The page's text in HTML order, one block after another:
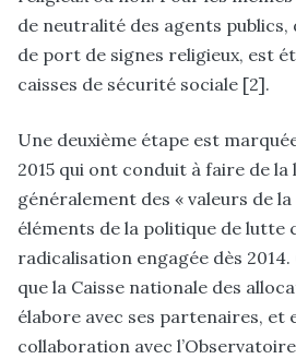
de neutralité des agents
de port de signes religieux, est
caisses de sécurité sociale [2].
Une deuxième étape est
2015 qui ont conduit à faire de
généralement des « valeurs de la
éléments de la politique de lutte
radicalisation engagée dès 2014.
que la Caisse nationale des
élabore avec ses partenaires, et
collaboration avec